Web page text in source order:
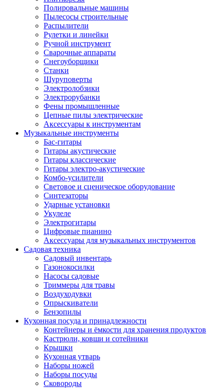
Полировальные машины
Пылесосы строительные
Распылители
Рулетки и линейки
Ручной инструмент
Сварочные аппараты
Снегоуборщики
Станки
Шуруповерты
Электролобзики
Электрорубанки
Фены промышленные
Цепные пилы электрические
Аксессуары к инструментам
Музыкальные инструменты
Бас-гитары
Гитары акустические
Гитары классические
Гитары электро-акустические
Комбо-усилители
Световое и сценическое оборудование
Синтезаторы
Ударные установки
Укулеле
Электрогитары
Цифровые пианино
Аксессуары для музыкальных инструментов
Садовая техника
Садовый инвентарь
Газонокосилки
Насосы садовые
Триммеры для травы
Воздуходувки
Опрыскиватели
Бензопилы
Кухонная посуда и принадлежности
Контейнеры и ёмкости для хранения продуктов
Кастрюли, ковши и сотейники
Крышки
Кухонная утварь
Наборы ножей
Наборы посуды
Сковороды